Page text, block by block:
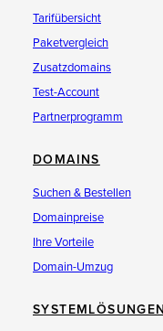
Tarifübersicht
Paketvergleich
Zusatzdomains
Test-Account
Partnerprogramm
DOMAINS
Suchen & Bestellen
Domainpreise
Ihre Vorteile
Domain-Umzug
SYSTEMLÖSUNGEN